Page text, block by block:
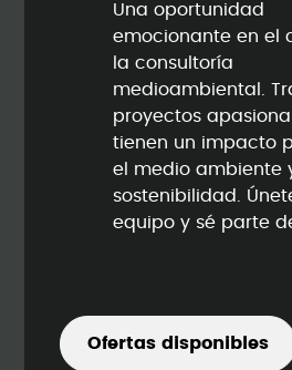
Una oportunidad
emocionante en el
la consultoría
medioambiental.
proyectos
tienen un impacto
el medio ambiente
sostenibilidad.
equipo y sé parte
Ofertas disponibles